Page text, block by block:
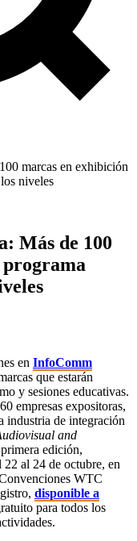
marcas en exhibición
niveles
Más de 100
en InfoComm
que estarán
y sesiones educativas.
empresas expositoras,
industria de integración
and
edición,
al 24 de octubre, en
WTC
disponible a
para todos los